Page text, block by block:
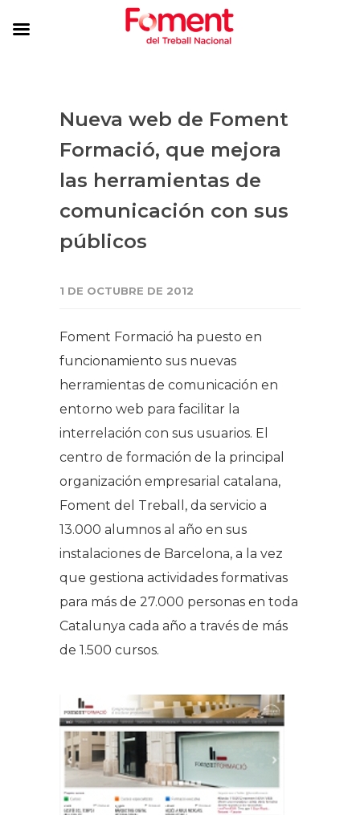
Nueva web de ​​Foment
Formació, que mejora
las herramientas de
comunicación con sus
públicos
1 DE OCTUBRE DE 2012
Foment Formació ha puesto en
funcionamiento sus nuevas
herramientas de comunicación en
entorno web para facilitar la
interrelación con sus usuarios. El
centro de formación de la principal
organización empresarial catalana,
Foment del Treball, da servicio a
13.000 alumnos al año en sus
instalaciones de Barcelona, a la vez
que gestiona actividades formativas
para más de 27.000 personas en toda
Catalunya cada año a través de más
de 1.500 cursos.